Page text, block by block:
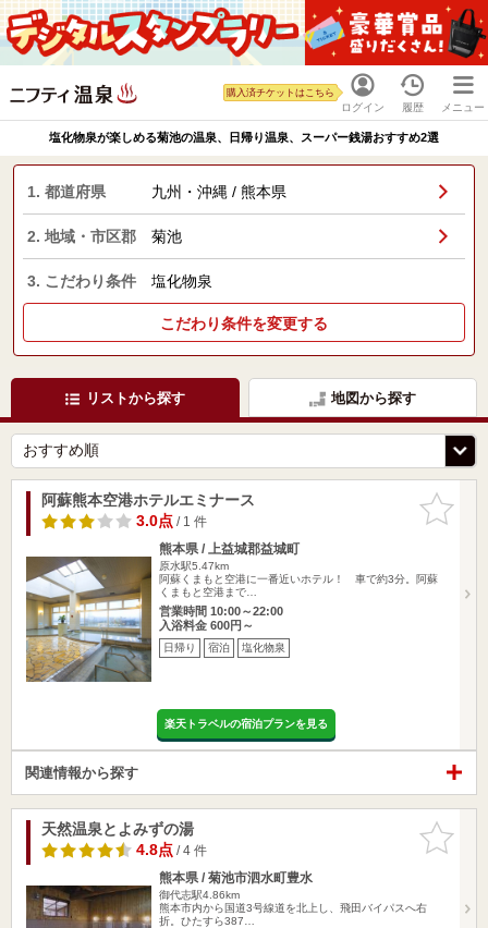
ログイン
購入済チケットはこちら
履歴 メニュー
塩化物泉が楽しめる菊池の温泉、日帰り温泉、スーパー銭湯おすすめ2選
1. 都道府県 九州・沖縄 / 熊本県
2. 地域・市区郡 菊池
3. こだわり条件 塩化物泉
こだわり条件を変更する
リストから探す 地図から探す
お気に入
りに追加
阿蘇熊本空港ホテルエミナース
3.0点/ 1 件
熊本県 / 上益城郡益城町
原水駅5.47km
阿蘇くまもと空港に一番近いホテル！ 車で約3分。阿蘇
くまもと空港まで…
営業時間 10:00～22:00
入浴料金 600円～
日帰り 宿泊 塩化物泉
楽天トラベルの宿泊プランを見る
関連情報から探す
お気に入
りに追加
天然温泉とよみずの湯
4.8点/ 4 件
熊本県 / 菊池市泗水町豊水
御代志駅4.86km
熊本市内から国道3号線道を北上し、飛田バイパスへ右
折。ひたすら387…